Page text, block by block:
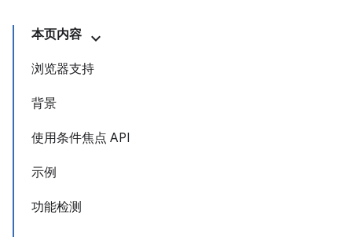
本页内容
浏览器支持
背景
使用条件焦点 API
示例
功能检测